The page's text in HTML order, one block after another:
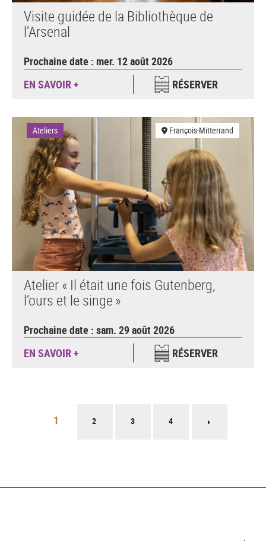
Visite guidée de la Bibliothèque de
l’Arsenal
Prochaine date : mer. 12 août 2026
EN SAVOIR +
RÉSERVER
Ateliers François-Mitterrand
Atelier « Il était une fois Gutenberg,
l’ours et le singe »
Prochaine date : sam. 29 août 2026
EN SAVOIR +
RÉSERVER
1 2 3 4